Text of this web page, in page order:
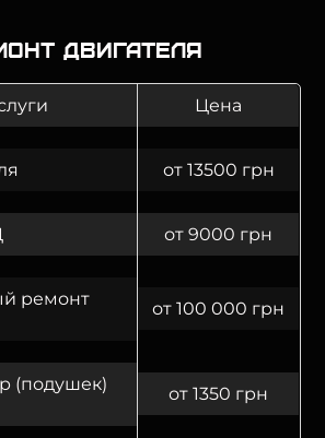
двигателя
Цена
от 13500 грн
от 9000 грн
ремонт
от 100 000 грн
(подушек)
от 1350 грн